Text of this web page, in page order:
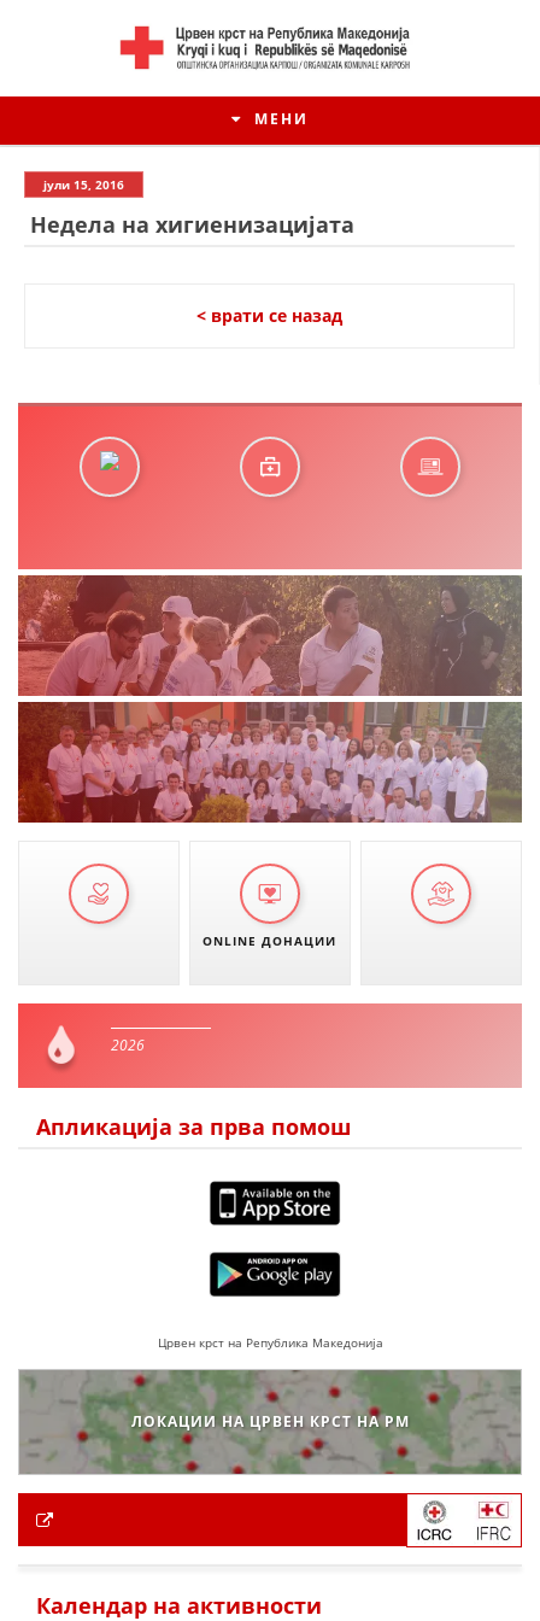
МЕНИ
ДЕЈСТВУВАЊЕ
ПРИРАЧНИЦИ
СТРАТЕГИИ
БРОШУРИ
јули 15, 2016
Недела на хигиенизацијата
< врати се назад
ONLINE ДОНАЦИИ
2026
Апликација за прва помош
Црвен крст на Република Македонија
ЛОКАЦИИ НА ЦРВЕН КРСТ НА РМ
Календар на активности